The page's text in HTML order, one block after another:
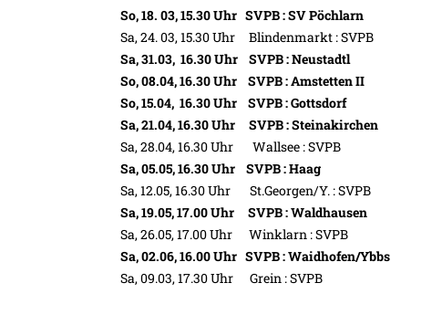
So, 18. 03, 15.30 Uhr SVPB : SV Pöchlarn
Sa, 24. 03, 15.30 Uhr Blindenmarkt : SVPB
Sa, 31.03, 16.30 Uhr SVPB : Neustadtl
So, 08.04, 16.30 Uhr SVPB : Amstetten II
So, 15.04, 16.30 Uhr SVPB : Gottsdorf
Sa, 21.04, 16.30 Uhr SVPB : Steinakirchen
Sa, 28.04, 16.30 Uhr Wallsee : SVPB
Sa, 05.05, 16.30 Uhr SVPB : Haag
Sa, 12.05, 16.30 Uhr St.Georgen/Y. : SVPB
Sa, 19.05, 17.00 Uhr SVPB : Waldhausen
Sa, 26.05, 17.00 Uhr Winklarn : SVPB
Sa, 02.06, 16.00 Uhr SVPB : Waidhofen/Ybbs
Sa, 09.03, 17.30 Uhr Grein : SVPB